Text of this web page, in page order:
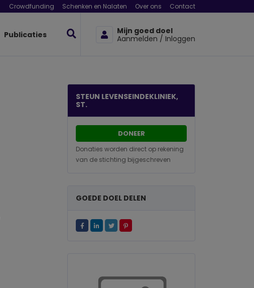
Crowdfunding Schenken en Nalaten Over ons Contact
Publicaties
Mijn goed doel
Aanmelden / Inloggen
STEUN LEVENSEINDEKLINIEK,
ST.
DONEER
Donaties worden direct op rekening
van de stichting bijgeschreven
GOEDE DOEL DELEN